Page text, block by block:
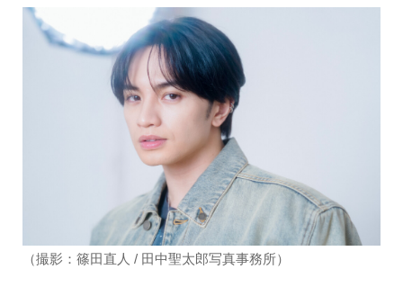
（撮影：篠田直人 / 田中聖太郎写真事務所）